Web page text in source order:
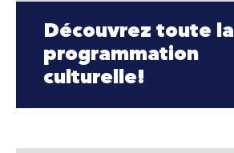
Découvrez toute la
programmation
culturelle!